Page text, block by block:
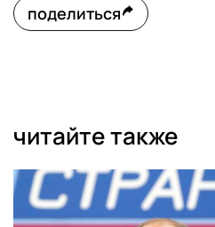
поделиться
читайте также